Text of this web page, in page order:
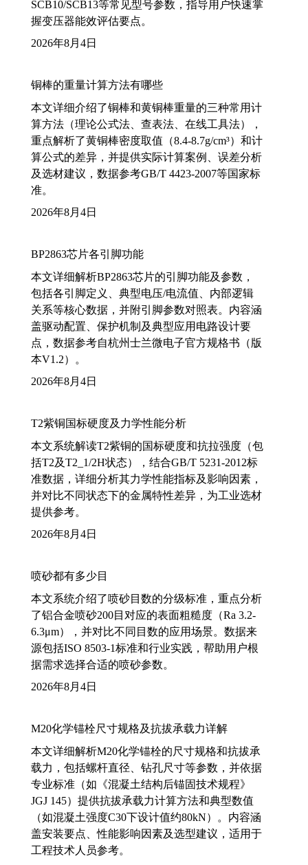
SCB10/SCB13等常见型号参数，指导用户快速掌
握变压器能效评估要点。
2026年8月4日
铜棒的重量计算方法有哪些
本文详细介绍了铜棒和黄铜棒重量的三种常用计
算方法（理论公式法、查表法、在线工具法），
重点解析了黄铜棒密度取值（8.4-8.7g/cm³）和计
算公式的差异，并提供实际计算案例、误差分析
及选材建议，数据参考GB/T 4423-2007等国家标
准。
2026年8月4日
BP2863芯片各引脚功能
本文详细解析BP2863芯片的引脚功能及参数，
包括各引脚定义、典型电压/电流值、内部逻辑
关系等核心数据，并附引脚参数对照表。内容涵
盖驱动配置、保护机制及典型应用电路设计要
点，数据参考自杭州士兰微电子官方规格书（版
本V1.2）。
2026年8月4日
T2紫铜国标硬度及力学性能分析
本文系统解读T2紫铜的国标硬度和抗拉强度（包
括T2及T2_1/2H状态），结合GB/T 5231-2012标
准数据，详细分析其力学性能指标及影响因素，
并对比不同状态下的金属特性差异，为工业选材
提供参考。
2026年8月4日
喷砂都有多少目
本文系统介绍了喷砂目数的分级标准，重点分析
了铝合金喷砂200目对应的表面粗糙度（Ra 3.2-
6.3μm），并对比不同目数的应用场景。数据来
源包括ISO 8503-1标准和行业实践，帮助用户根
据需求选择合适的喷砂参数。
2026年8月4日
M20化学锚栓尺寸规格及抗拔承载力详解
本文详细解析M20化学锚栓的尺寸规格和抗拔承
载力，包括螺杆直径、钻孔尺寸等参数，并依据
专业标准（如《混凝土结构后锚固技术规程》
JGJ 145）提供抗拔承载力计算方法和典型数值
（如混凝土强度C30下设计值约80kN）。内容涵
盖安装要点、性能影响因素及选型建议，适用于
工程技术人员参考。